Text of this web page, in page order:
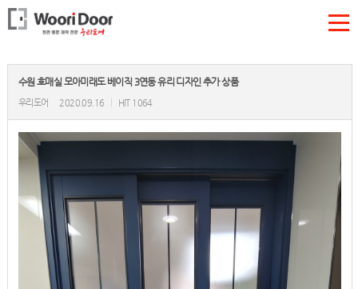
수원 호매실 모아미래도 베이직 3연동 유리 디자인 추가 상품
우리도어 2020.09.16 HIT 1064